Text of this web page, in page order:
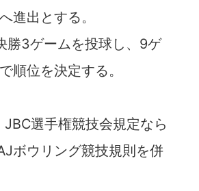
進出とする。
勝3ゲームを投球し、9ゲ
順位を決定する。
選手権競技会規定なら
ボウリング競技規則を併